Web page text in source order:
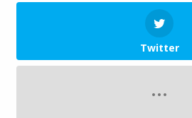
Twitter